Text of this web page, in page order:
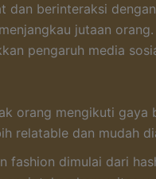
dan berinteraksi
jutaan
pengaruh media
orang mengikuti gaya
relatable dan mudah
fashion dimulai dari